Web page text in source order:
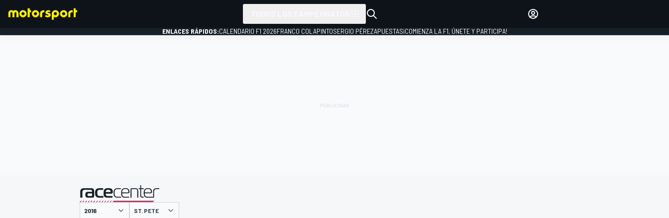
INICIAR SESIÓN
ENLACES RÁPIDOS:CALENDARIO F1 2026FRANCO COLAPINTOSERGIO PÉREZAPUESTAS¡COMIENZA LA F1, ÚNETE Y PARTICIPA!
presentado por
ST. PETE